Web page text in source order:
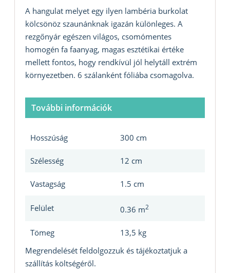
A hangulat melyet egy ilyen lambéria burkolat
kölcsönöz szaunánknak igazán különleges. A
rezgőnyár egészen világos, csomómentes
homogén fa faanyag, magas esztétikai értéke
mellett fontos, hogy rendkívül jól helytáll extrém
környezetben. 6 szálanként fóliába csomagolva.
További információk
Hosszúság 300 cm
Szélesség 12 cm
Vastagság 1.5 cm
Felület 0.36 m2
Tömeg
13,5 kg
Megrendelését feldolgozzuk és tájékoztatjuk a
szállítás költségéről.